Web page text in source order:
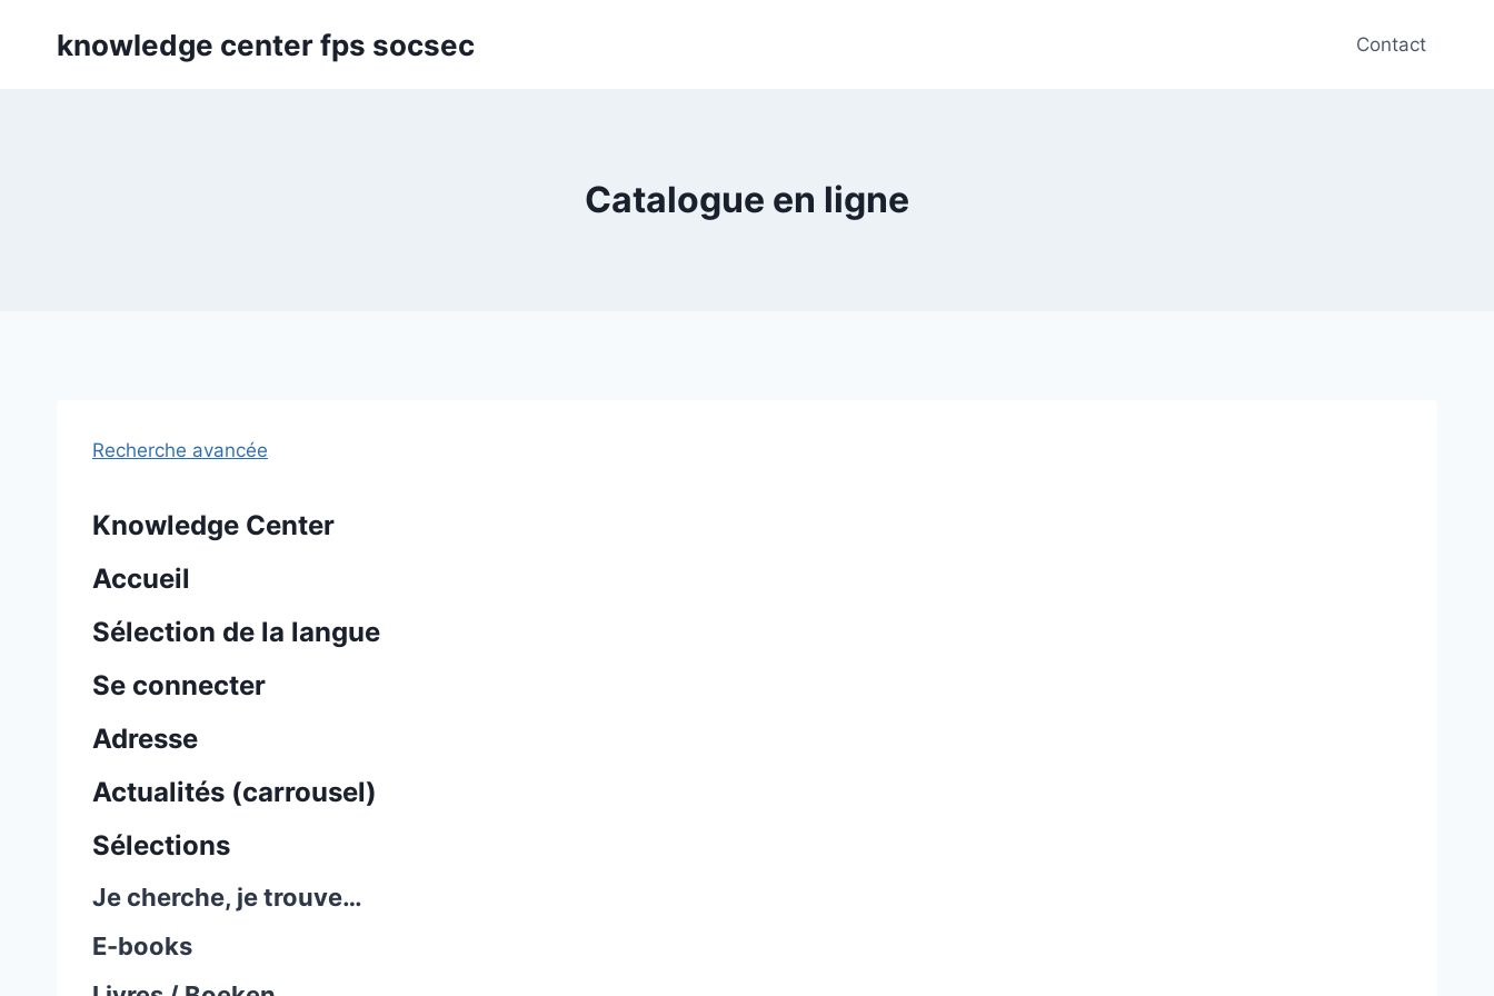
knowledge center fps socsec Contact
Catalogue en ligne
Recherche avancée
Knowledge Center
Accueil
Sélection de la langue
Se connecter
Adresse
Actualités (carrousel)
Sélections
Je cherche, je trouve…
E-books